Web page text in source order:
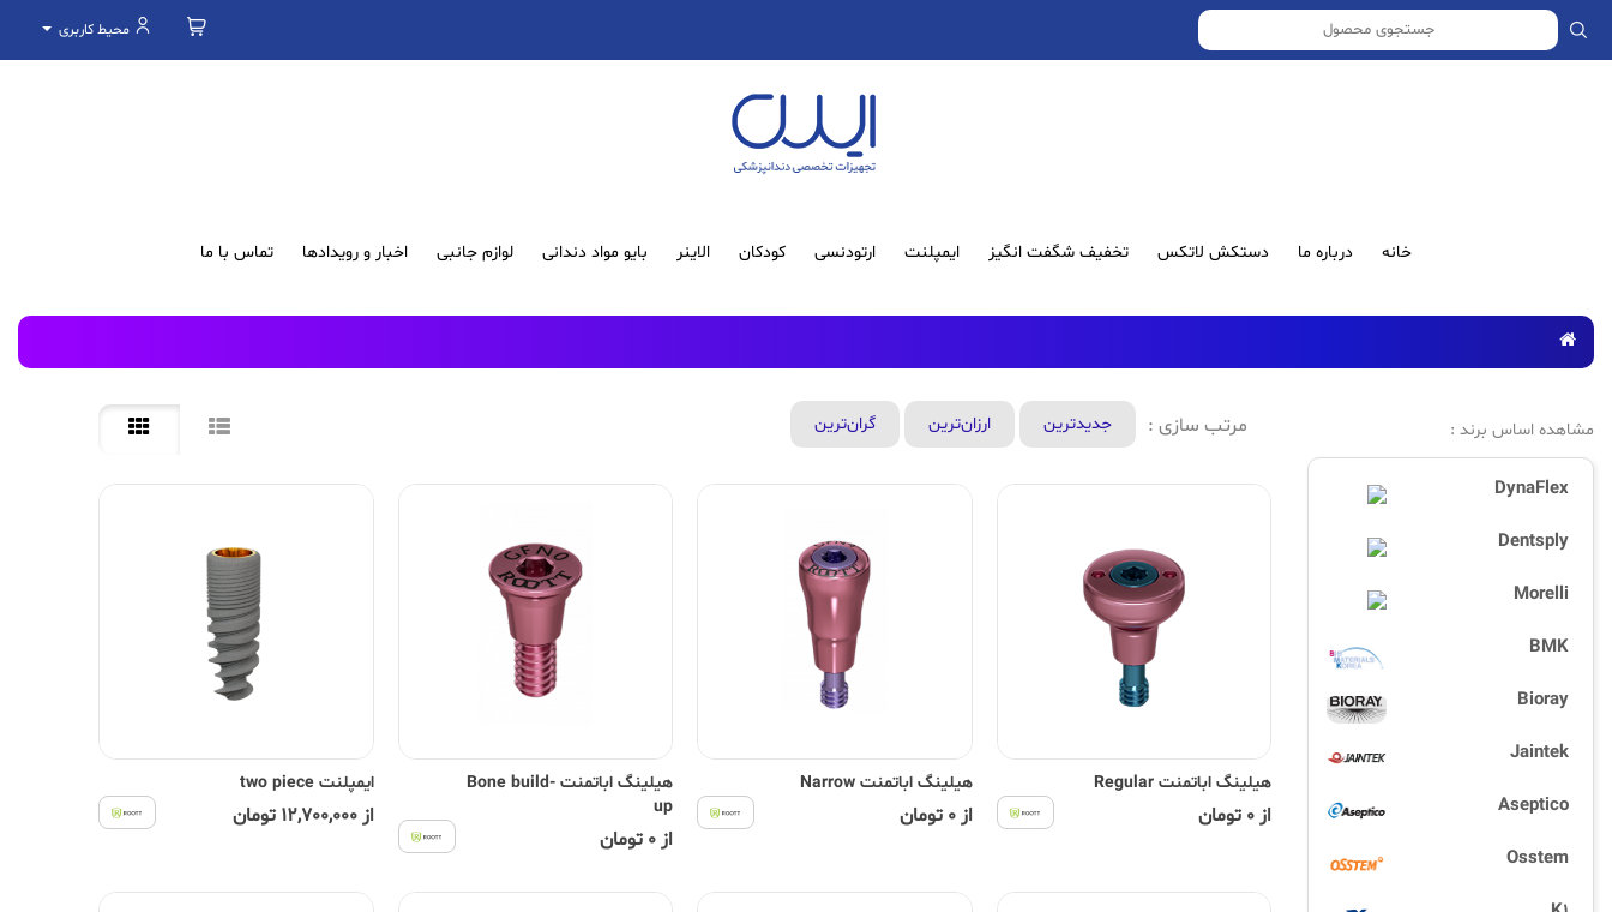
محیط کاربری
خانه درباره ما دستکش لاتکس تخفیف شگفت انگیز ایمپلنت ارتودنسی کودکان الاینر بایو مواد دندانی لوازم جانبی اخبار و رویدادها تماس با ما
مشاهده اساس برند :
DynaFlex
Dentsply
Morelli
BMK
Bioray
Jaintek
Aseptico
Osstem
مرتب سازی : جدید‌ترین ارزان‌ترین گران‌ترین
هیلینگ اباتمنت Regular
از 0 تومان
هیلینگ اباتمنت Narrow
از 0 تومان
هیلینگ اباتمنت Bone build-
up
از 0 تومان
ایمپلنت two piece
از 12,700,000 تومان